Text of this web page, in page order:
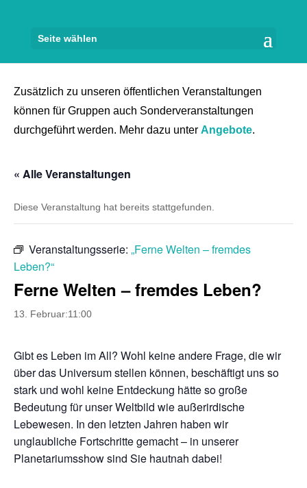
Seite wählen
Zusätzlich zu unseren öffentlichen Veranstaltungen
können für Gruppen auch Sonderveranstaltungen
durchgeführt werden. Mehr dazu unter Angebote.
« Alle Veranstaltungen
Diese Veranstaltung hat bereits stattgefunden.
Veranstaltungsserie: „Ferne Welten – fremdes
Leben?“
Ferne Welten – fremdes Leben?
13. Februar:11:00
Gibt es Leben im All? Wohl keine andere Frage, die wir
über das Universum stellen können, beschäftigt uns so
stark und wohl keine Entdeckung hätte so große
Bedeutung für unser Weltbild wie außerirdische
Lebewesen. In den letzten Jahren haben wir
unglaubliche Fortschritte gemacht – in unserer
Planetariumsshow sind Sie hautnah dabei!